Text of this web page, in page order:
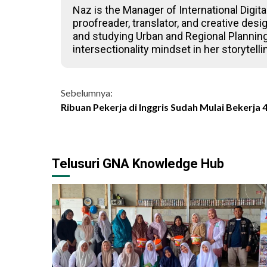
Naz is the Manager of International
proofreader, translator, and creative
and studying Urban and Regional
intersectionality mindset in her
Continue
Sebelumnya:
Ribuan Pekerja di Inggris Sudah Mulai Bekerja
Telusuri GNA Knowledge Hub